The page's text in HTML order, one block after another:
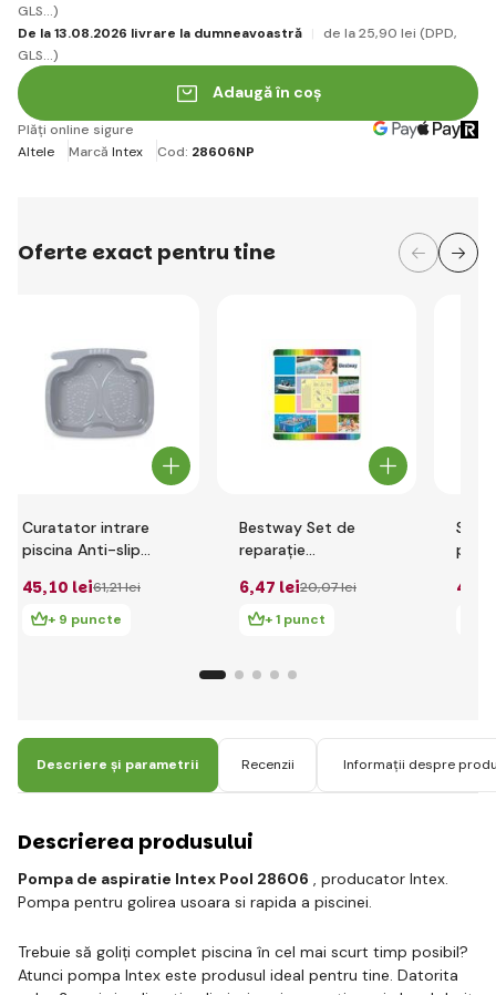
GLS...)
De la 13.08.2026 livrare la dumneavoastră
de la 25,90 lei (DPD,
GLS...)
Adaugă în coș
Plăți online sigure
Altele
Marcă Intex Cod: 28606NP
Oferte exact pentru tine
Curatator intrare
piscina Anti-slip
45,10 lei61,21 lei
+ 9 puncte
Bestway Set de
reparație
6.5cm
6,47 lei20,07 lei
+ 1 punct
Set
4
Descriere și parametrii Recenzii Informații despre
Descrierea produsului
Pompa de aspiratie Intex Pool 28606 , producator Intex.
Pompa pentru golirea usoara si rapida a piscinei.
Trebuie să goliți complet piscina în cel mai scurt timp posibil?
Atunci pompa Intex este produsul ideal pentru tine. Datorita